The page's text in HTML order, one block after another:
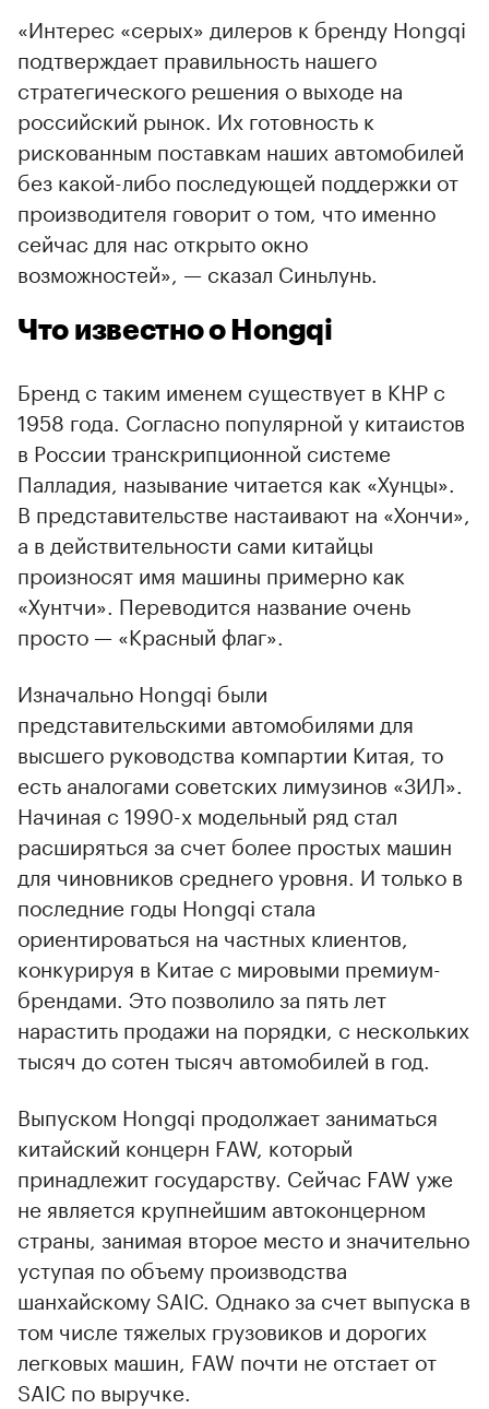
«Интерес «серых» дилеров к бренду Hongqi
подтверждает правильность нашего
стратегического решения о выходе на
российский рынок. Их готовность к
рискованным поставкам наших автомобилей
без какой-либо последующей поддержки от
производителя говорит о том, что именно
сейчас для нас открыто окно
возможностей», — сказал Синьлунь.
Что известно о Hongqi
Бренд с таким именем существует в КНР с
1958 года. Согласно популярной у китаистов
в России транскрипционной системе
Палладия, называние читается как «Хунцы».
В представительстве настаивают на «Хончи»,
а в действительности сами китайцы
произносят имя машины примерно как
«Хунтчи». Переводится название очень
просто — «Красный флаг».
Изначально Hongqi были
представительскими автомобилями для
высшего руководства компартии Китая, то
есть аналогами советских лимузинов «ЗИЛ».
Начиная с 1990-х модельный ряд стал
расширяться за счет более простых машин
для чиновников среднего уровня. И только в
последние годы Hongqi стала
ориентироваться на частных клиентов,
конкурируя в Китае с мировыми премиум-
брендами. Это позволило за пять лет
нарастить продажи на порядки, с нескольких
тысяч до сотен тысяч автомобилей в год.
Выпуском Hongqi продолжает заниматься
китайский концерн FAW, который
принадлежит государству. Сейчас FAW уже
не является крупнейшим автоконцерном
страны, занимая второе место и значительно
уступая по объему производства
шанхайскому SAIC. Однако за счет выпуска в
том числе тяжелых грузовиков и дорогих
легковых машин, FAW почти не отстает от
SAIC по выручке.